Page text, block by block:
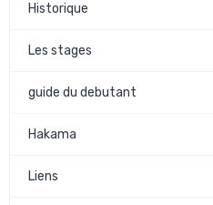
Historique
Les stages
guide du debutant
Hakama
Liens